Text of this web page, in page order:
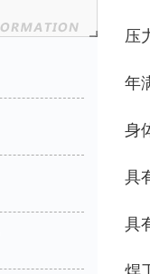
压
年
身
具
具